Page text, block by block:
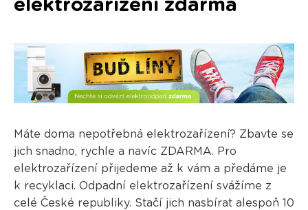
elektrozařízení zdarma
Máte doma nepotřebná elektrozařízení? Zbavte se
jich snadno, rychle a navíc ZDARMA. Pro
elektrozařízení přijedeme až k vám a předáme je
k recyklaci. Odpadní elektrozařízení svážíme z
celé České republiky. Stačí jich nasbírat alespoň 10